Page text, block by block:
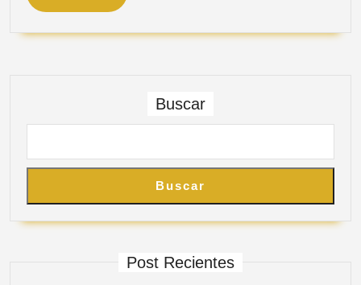
Buscar
Buscar
Post Recientes